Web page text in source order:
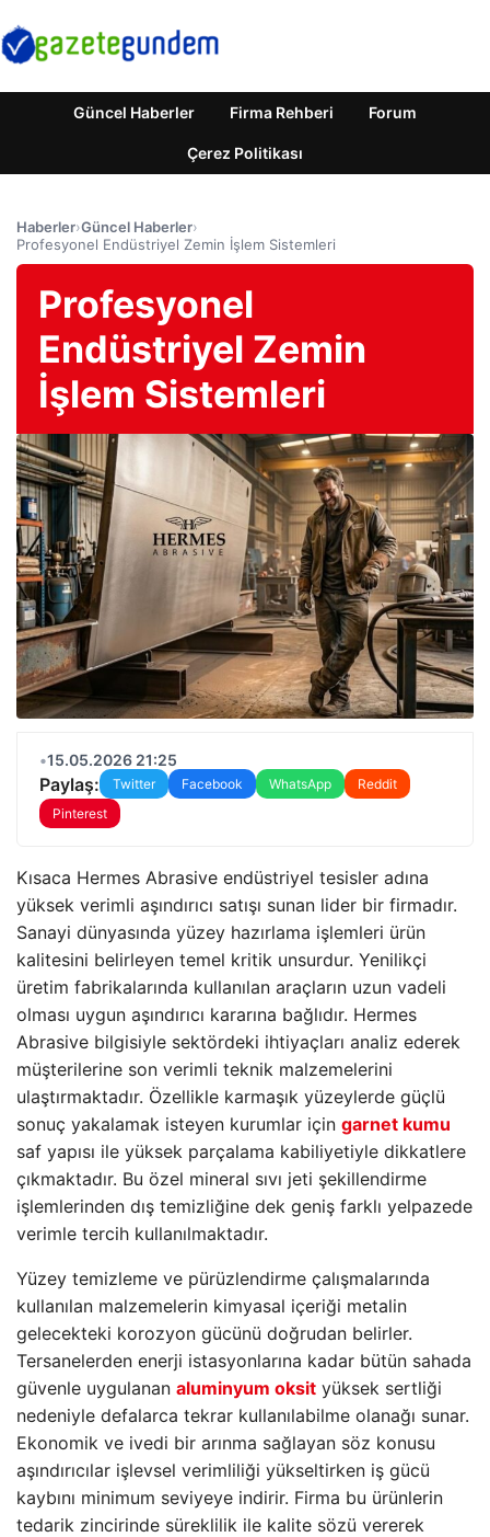
Güncel Haberler Firma Rehberi Forum
Çerez Politikası
Haberler›Güncel Haberler›
Profesyonel Endüstriyel Zemin İşlem Sistemleri
Profesyonel
Endüstriyel Zemin
İşlem Sistemleri
•15.05.2026 21:25
Paylaş: Twitter Facebook WhatsApp
Reddit
Pinterest
Kısaca Hermes Abrasive endüstriyel tesisler adına
yüksek verimli aşındırıcı satışı sunan lider bir firmadır.
Sanayi dünyasında yüzey hazırlama işlemleri ürün
kalitesini belirleyen temel kritik unsurdur. Yenilikçi
üretim fabrikalarında kullanılan araçların uzun vadeli
olması uygun aşındırıcı kararına bağlıdır. Hermes
Abrasive bilgisiyle sektördeki ihtiyaçları analiz ederek
müşterilerine son verimli teknik malzemelerini
ulaştırmaktadır. Özellikle karmaşık yüzeylerde güçlü
sonuç yakalamak isteyen kurumlar için garnet kumu
saf yapısı ile yüksek parçalama kabiliyetiyle dikkatlere
çıkmaktadır. Bu özel mineral sıvı jeti şekillendirme
işlemlerinden dış temizliğine dek geniş farklı yelpazede
verimle tercih kullanılmaktadır.
Yüzey temizleme ve pürüzlendirme çalışmalarında
kullanılan malzemelerin kimyasal içeriği metalin
gelecekteki korozyon gücünü doğrudan belirler.
Tersanelerden enerji istasyonlarına kadar bütün sahada
güvenle uygulanan aluminyum oksit yüksek sertliği
nedeniyle defalarca tekrar kullanılabilme olanağı sunar.
Ekonomik ve ivedi bir arınma sağlayan söz konusu
aşındırıcılar işlevsel verimliliği yükseltirken iş gücü
kaybını minimum seviyeye indirir. Firma bu ürünlerin
tedarik zincirinde süreklilik ile kalite sözü vererek